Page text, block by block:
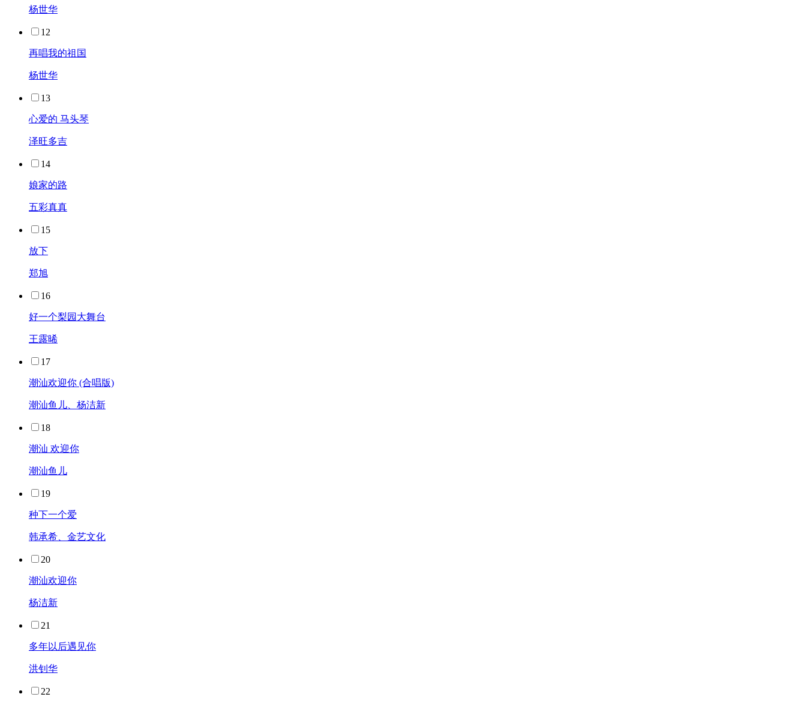
杨世华
12
再唱我的祖国
杨世华
13
心爱的 马头琴
泽旺多吉
14
娘家的路
五彩真真
15
放下
郑旭
16
好一个梨园大舞台
王露晞
17
潮汕欢迎你 (合唱版)
潮汕鱼儿、杨洁新
18
潮汕 欢迎你
潮汕鱼儿
19
种下一个爱
韩承希、金艺文化
20
潮汕欢迎你
杨洁新
21
多年以后遇见你
洪钊华
22